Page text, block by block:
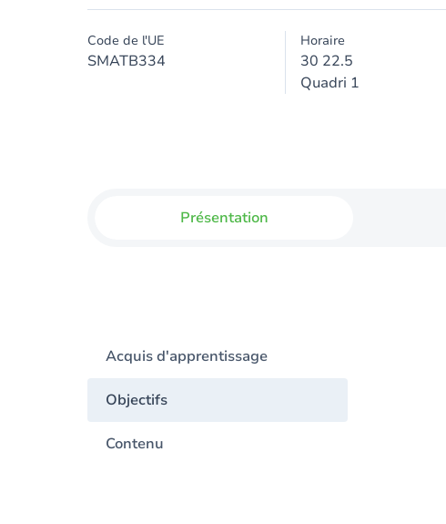
Code de l'UE
SMATB334
Horaire
30 22.5
Quadri 1
Présentation
Acquis d'apprentissage
Objectifs
Contenu